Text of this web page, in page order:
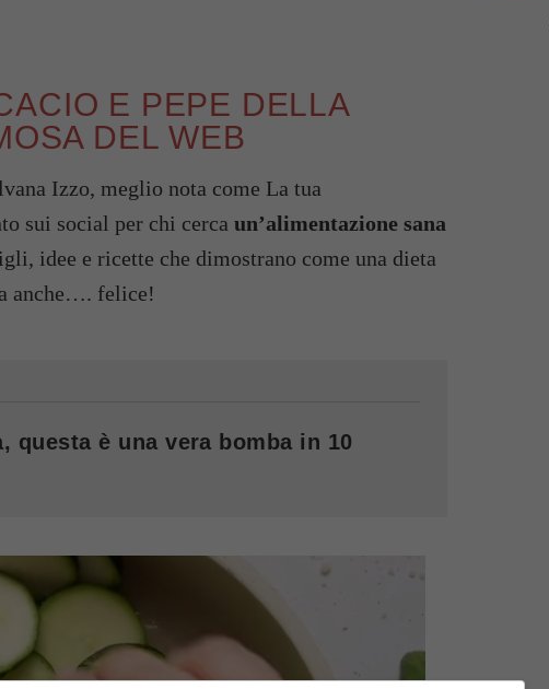
E PEPE DELLA
DEL WEB
Izzo, meglio nota come La tua
sui social per chi cerca un’alimentazione sana
idee e ricette che dimostrano come una dieta
anche…. felice!
è una vera bomba in 10